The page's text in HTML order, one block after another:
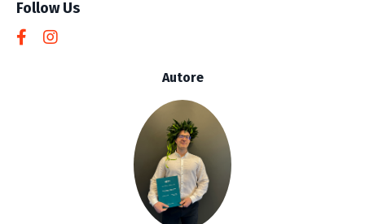
Follow Us
Autore